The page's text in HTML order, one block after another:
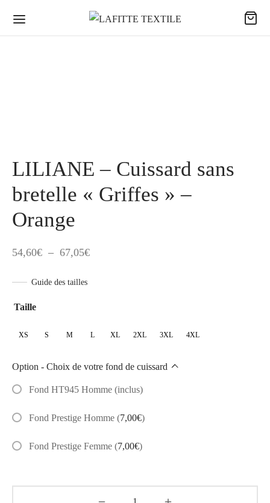
LILIANE – Cuissard sans
bretelle « Griffes » –
Orange
54,60€ – 67,05€Plage
67,05€
Guide des tailles
Taille
XS S M L XL 2XL 3XL 4XL
Option - Choix de votre fond de cuissard
Fond HT945 Homme (inclus)
Fond Prestige Homme (7,00€)
Fond Prestige Femme (7,00€)